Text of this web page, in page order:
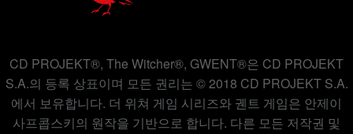
CD PROJEKT®, The Witcher®, GWENT®은 CD PROJEKT
S.A.의 등록 상표이며 모든 권리는 © 2018 CD PROJEKT S.A.
에서 보유합니다. 더 위쳐 게임 시리즈와 궨트 게임은 안제이
사프콥스키의 원작을 기반으로 합니다. 다른 모든 저작권 및